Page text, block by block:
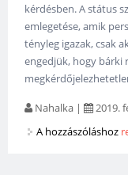
kérdésben. A státus
emlegetése, amik
tényleg igazak, csak
engedjük, hogy bárki
Nahalka | 2019.
A hozzászóláshoz